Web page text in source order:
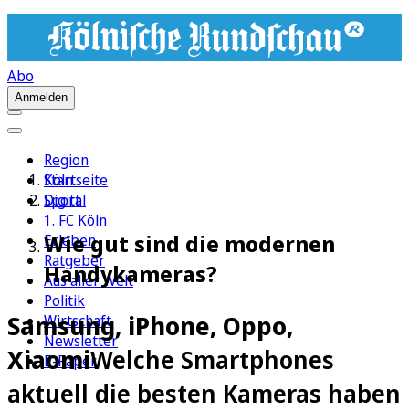
Abo
Anmelden
Region
Köln
Sport
1. FC Köln
Erleben
Ratgeber
Aus aller Welt
Politik
Wirtschaft
Newsletter
E-Paper
Startseite
Digital
Wie gut sind die modernen
Handykameras?
Samsung, iPhone, Oppo,
XiaomiWelche Smartphones
aktuell die besten Kameras haben